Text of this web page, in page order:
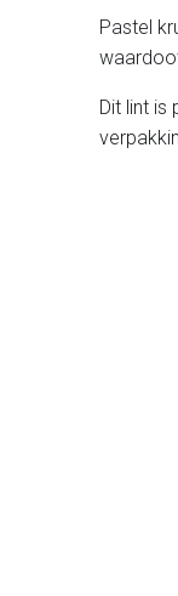
Pastel
Dit lint is